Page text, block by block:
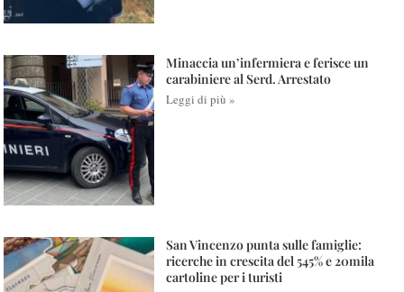
Minaccia un’infermiera e ferisce un
carabiniere al Serd. Arrestato
Leggi di più »
San Vincenzo punta sulle famiglie:
ricerche in crescita del 545% e 20mila
cartoline per i turisti